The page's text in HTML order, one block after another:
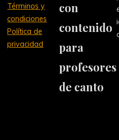
Términos y
condiciones
Política de
privacidad
con
contenido
para
profesores
de canto